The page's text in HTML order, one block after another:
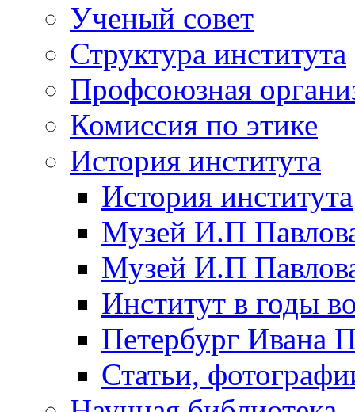
Ученый совет
Структура института
Профсоюзная
Комиссия по этике
История института
История института
Музей И.П
Музей И.П
Институт в годы
Петербург Ивана
Статьи,